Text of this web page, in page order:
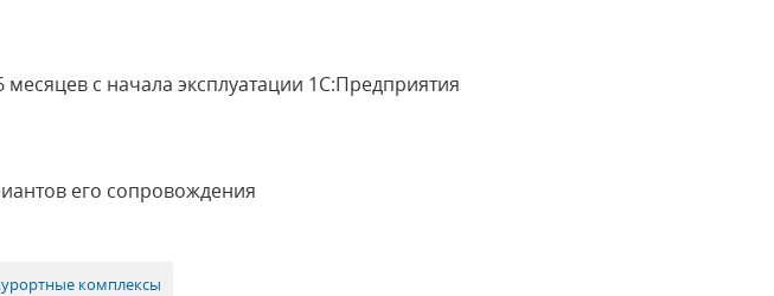
с начала эксплуатации 1С:Предприятия
его сопровождения
комплексы